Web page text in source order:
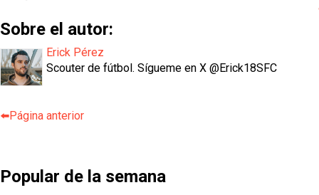
Sobre el autor:
Erick Pérez
Scouter de fútbol. Sígueme en X @Erick18SFC
⬅️Página anterior
Popular de la semana